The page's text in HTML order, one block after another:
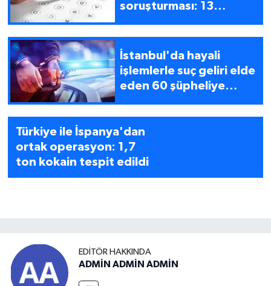
soruşturması: 13
İstanbul'da hayali
işlemlerle suç geliri elde
eden 60 şüpheliye
Türkiye ile İspanya'dan
ortak operasyon: 1,7
ton kokain tespit edildi
EDITÖR HAKKINDA
ADMİN ADMİN ADMİN